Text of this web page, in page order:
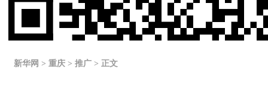
新华网 > 重庆 > 推广 > 正文